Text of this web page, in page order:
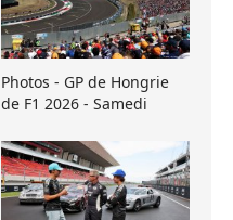
Photos - GP de Hongrie
de F1 2026 - Samedi